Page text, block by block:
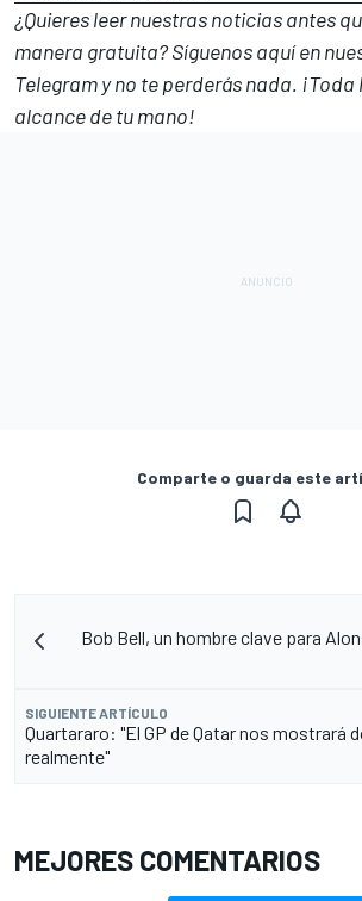
¿Quieres leer nuestras noticias antes
manera gratuita? Síguenosaquí en
Telegramy no te perderás nada.
alcance de tu mano!
Comparte o guarda este
Bob Bell, un hombre clave para
SIGUIENTE ARTÍCULO
Quartararo: "El GP de Qatar nos mostrará
realmente"
MEJORES COMENTARIOS